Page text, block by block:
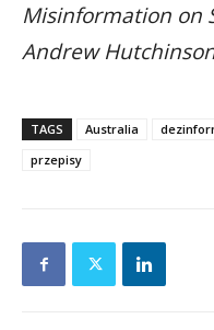
Misinformation on
Andrew
TAGS Australia
przepisy